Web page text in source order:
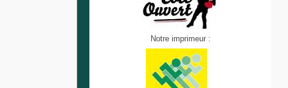
Notre imprimeur :